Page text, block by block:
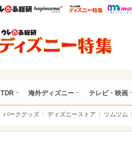
ウレぴあ総研ハピママ* ウレぴ
TDR 海外ディズニー テレビ・映画
パークグッズ ディズニーストア ツムツム